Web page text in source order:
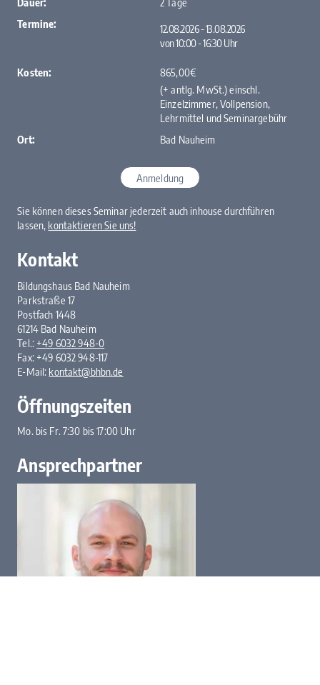
Termine:
12.08.2026 - 13.08.2026
von 10:00 ‐ 16:30 Uhr
Kosten:
865,00€
(+ antlg. MwSt.) einschl.
Einzelzimmer, Vollpension,
Lehrmittel und ­Seminargebühr
Ort:
Bad Nauheim
Anmeldung
Sie können dieses Seminar jederzeit auch inhouse durchführen
lassen, kontaktieren Sie uns!
Kontakt
Bildungshaus Bad Nauheim
Parkstraße 17
Postfach 1448
61214 Bad Nauheim
Tel.: +49 6032 948-0
Fax: +49 6032 948-117
E-Mail: kontakt@bhbn.de
Öffnungszeiten
Mo. bis Fr. 7:30 bis 17:00 Uhr
Ansprechpartner